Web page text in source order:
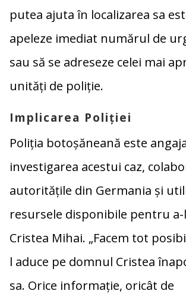
putea ajuta în localizarea sa
apeleze imediat numărul de
sau să se adreseze celei mai
unități de poliție.
Implicarea Poliției
Poliția botoșăneană este
investigarea acestui caz,
autoritățile din Germania și
resursele disponibile pentru a-
Cristea Mihai. „Facem tot
l aduce pe domnul Cristea
sa. Orice informație, oricât de